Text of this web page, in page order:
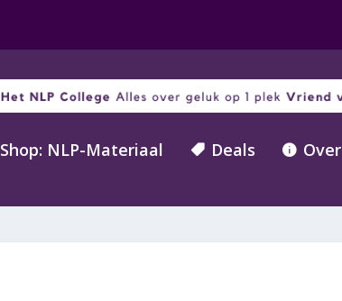
Shop: NLP-Materiaal  Deals  Over